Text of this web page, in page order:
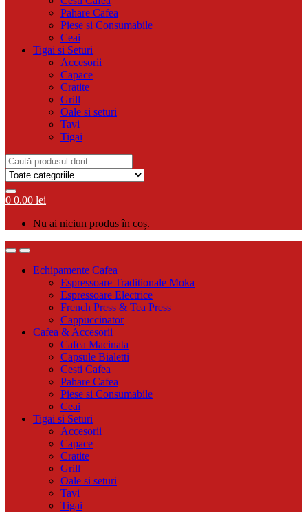
Pahare Cafea
Piese si Consumabile
Ceai
Tigai si Seturi
Accesorii
Capace
Cratite
Grill
Oale si seturi
Tavi
Tigai
Search
for:
0 0.00 lei
Nu ai niciun produs în coș.
Echipamente Cafea
Espressoare Traditionale Moka
Espressoare Electrice
French Press & Tea Press
Cappuccinator
Cafea & Accesorii
Cafea Macinata
Capsule Bialetti
Cesti Cafea
Pahare Cafea
Piese si Consumabile
Ceai
Tigai si Seturi
Accesorii
Capace
Cratite
Grill
Oale si seturi
Tavi
Tigai